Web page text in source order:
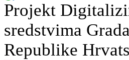
Projekt
sredstvima
Republike